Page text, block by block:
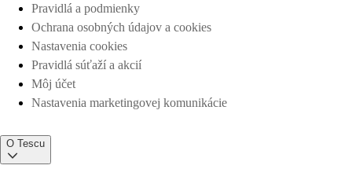
Pravidlá a podmienky
Ochrana osobných údajov a cookies
Nastavenia cookies
Pravidlá súťaží a akcií
Môj účet
Nastavenia marketingovej komunikácie
O Tescu